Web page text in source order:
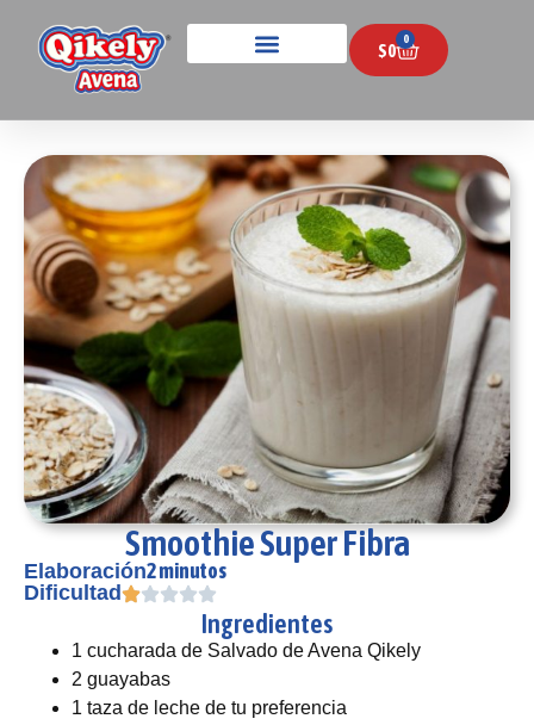
$0
0
Smoothie Super Fibra
Elaboración2 minutos
Dificultad
Ingredientes
1 cucharada de Salvado de Avena Qikely
2 guayabas
1 taza de leche de tu preferencia